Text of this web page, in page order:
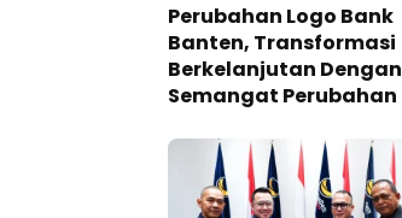
Perubahan Logo Bank
Banten, Transformasi
Berkelanjutan Dengan
Semangat Perubahan